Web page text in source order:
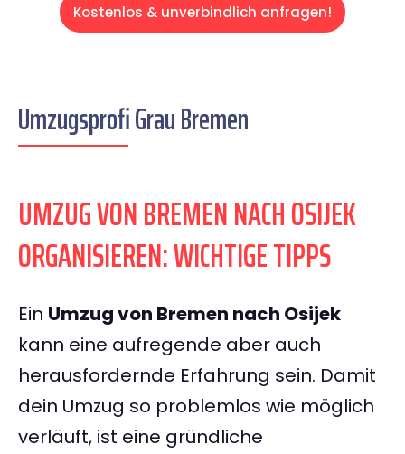
Kostenlos & unverbindlich anfragen!
Umzugsprofi Grau Bremen
UMZUG VON BREMEN NACH OSIJEK
ORGANISIEREN: WICHTIGE TIPPS
Ein Umzug von Bremen nach Osijek
kann eine aufregende aber auch
herausfordernde Erfahrung sein. Damit
dein Umzug so problemlos wie möglich
verläuft, ist eine gründliche